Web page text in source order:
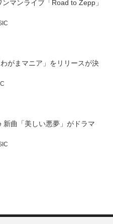
マンライブ「Road to Zepp」
がまマニア」をリリースが決
新曲「美しい悪夢」がドラマ